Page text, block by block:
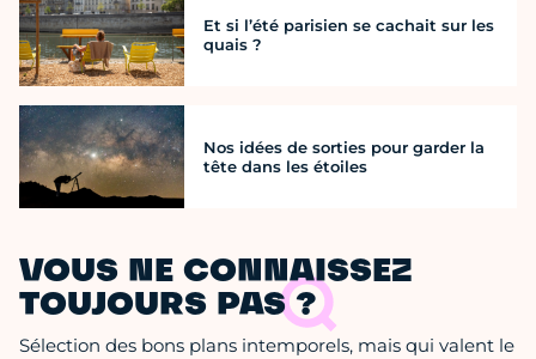
Et si l’été parisien se cachait sur les
quais ?
Nos idées de sorties pour garder la
tête dans les étoiles
VOUS NE CONNAISSEZ
TOUJOURS PAS ?
Sélection des bons plans intemporels, mais qui valent le